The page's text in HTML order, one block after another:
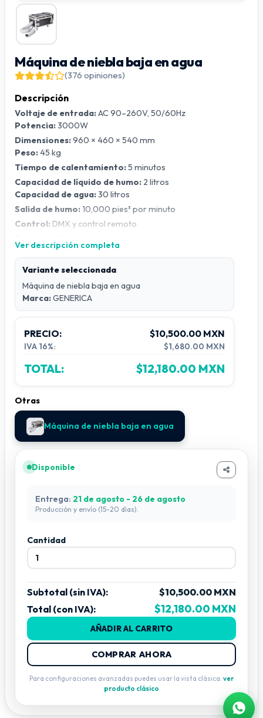
Máquina de niebla baja en agua
(376 opiniones)
Descripción
Voltaje de entrada:AC 90–260V, 50/60Hz
Potencia:3000W
Dimensiones:960 × 460 × 540 mm
Peso: 45 kg
Tiempo de calentamiento:5 minutos
Capacidad de líquido de humo: 2 litros
Capacidad de agua:30 litros
Salida de humo:10,000 pies³ por minuto
Control: DMX y control remoto
Características
Fácil operación mediante control remoto y DMX
No requiere hielo seco
Incluye flight case para fácil transporte
Genera efecto de humo bajo tipo “nube” (heavy fog)
Ideal para bodas, fiestas y eventos
Ver descripción completa
Variante seleccionada
Máquina de niebla baja en agua
Marca:GENERICA
PRECIO: $10,500.00 MXN
IVA 16%: $1,680.00 MXN
TOTAL: $12,180.00 MXN
Otras
Máquina de niebla baja en agua
Disponible
Entrega: 21 de agosto - 26 de agosto
Producción y envío (15-20 días).
Cantidad
Subtotal (sin IVA):
$10,500.00 MXN
Total (con IVA):
$12,180.00 MXN
AÑADIR AL CARRITO
COMPRAR AHORA
Para configuraciones avanzadas puedes usar la vista clásica: ver
producto clásico